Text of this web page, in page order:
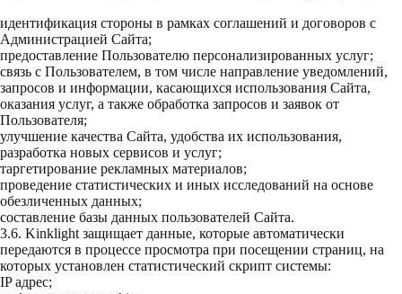
идентификация стороны в рамках соглашений и договоров с
Администрацией Сайта;
предоставление Пользователю персонализированных услуг;
связь с Пользователем, в том числе направление уведомлений,
запросов и информации, касающихся использования Сайта,
оказания услуг, а также обработка запросов и заявок от
Пользователя;
улучшение качества Сайта, удобства их использования,
разработка новых сервисов и услуг;
таргетирование рекламных материалов;
проведение статистических и иных исследований на основе
обезличенных данных;
составление базы данных пользователей Сайта.
3.6. Kinklight защищает данные, которые автоматически
передаются в процессе просмотра при посещении страниц, на
которых установлен статистический скрипт системы:
IP адрес;